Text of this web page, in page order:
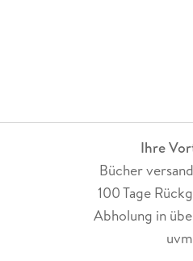
Ihre
Bücher
100 Tage
Abholung in